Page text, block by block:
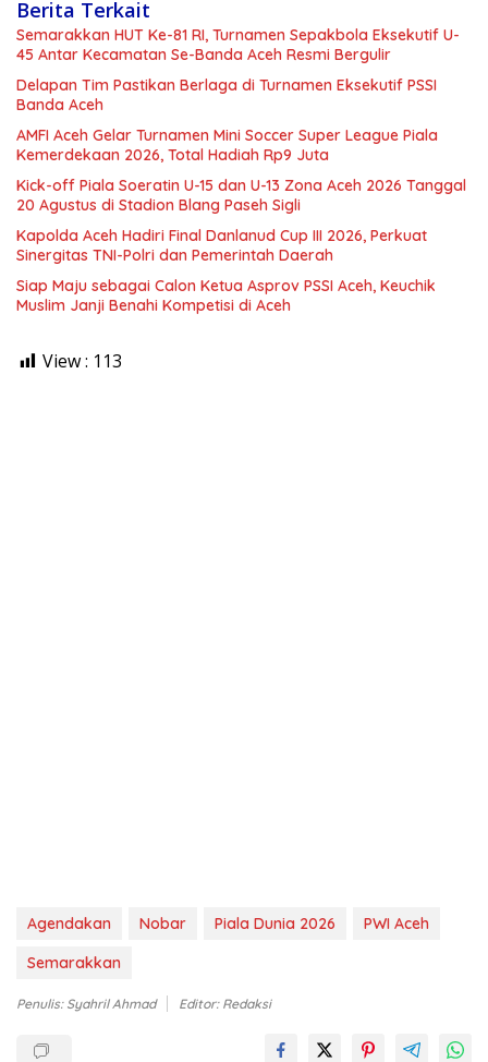
Berita Terkait
Semarakkan HUT Ke-81 RI, Turnamen Sepakbola Eksekutif U-
45 Antar Kecamatan Se-Banda Aceh Resmi Bergulir
Delapan Tim Pastikan Berlaga di Turnamen Eksekutif PSSI
Banda Aceh
AMFI Aceh Gelar Turnamen Mini Soccer Super League Piala
Kemerdekaan 2026, Total Hadiah Rp9 Juta
Kick-off Piala Soeratin U-15 dan U-13 Zona Aceh 2026 Tanggal
20 Agustus di Stadion Blang Paseh Sigli
Kapolda Aceh Hadiri Final Danlanud Cup III 2026, Perkuat
Sinergitas TNI-Polri dan Pemerintah Daerah
Siap Maju sebagai Calon Ketua Asprov PSSI Aceh, Keuchik
Muslim Janji Benahi Kompetisi di Aceh
View : 113
Agendakan Nobar Piala Dunia 2026
PWI Aceh
Semarakkan
Penulis: Syahril Ahmad Editor: Redaksi